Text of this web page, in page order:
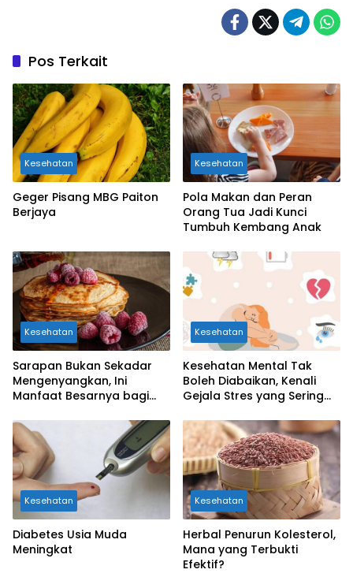
Pos Terkait
Kesehatan
Geger Pisang MBG Paiton
Berjaya
Kesehatan
Pola Makan dan Peran
Orang Tua Jadi Kunci
Tumbuh Kembang Anak
Kesehatan
Sarapan Bukan Sekadar
Mengenyangkan, Ini
Manfaat Besarnya bagi
Kesehatan
Kesehatan Mental Tak
Boleh Diabaikan, Kenali
Gejala Stres yang Sering
Kesehatan
Diabetes Usia Muda
Meningkat
Kesehatan
Herbal Penurun Kolesterol,
Mana yang Terbukti
Efektif?